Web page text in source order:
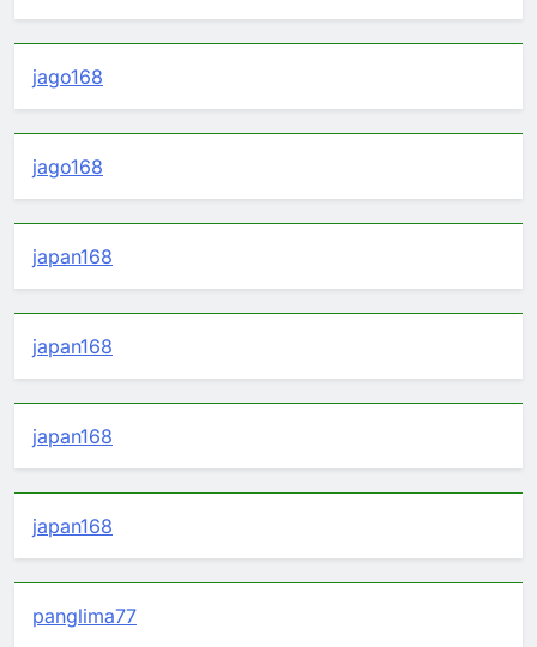
jago168
jago168
japan168
japan168
japan168
japan168
panglima77